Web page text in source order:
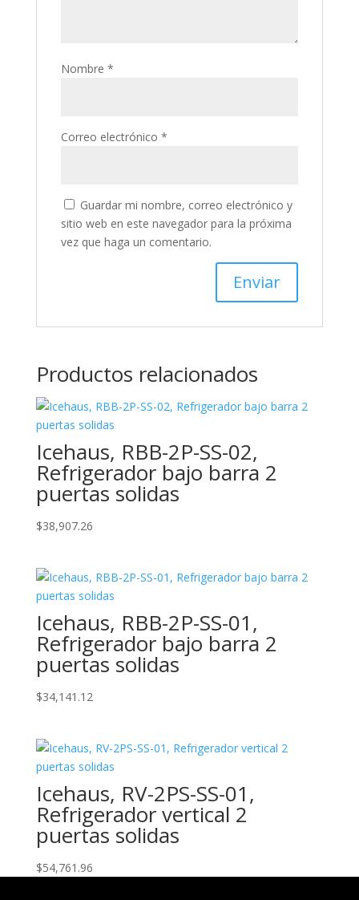
Nombre *
Correo electrónico *
Guardar mi nombre, correo electrónico y
sitio web en este navegador para la próxima
vez que haga un comentario.
Productos relacionados
Icehaus, RBB-2P-SS-02,
Refrigerador bajo barra 2
puertas solidas
$38,907.26
Icehaus, RBB-2P-SS-01,
Refrigerador bajo barra 2
puertas solidas
$34,141.12
Icehaus, RV-2PS-SS-01,
Refrigerador vertical 2
puertas solidas
$54,761.96